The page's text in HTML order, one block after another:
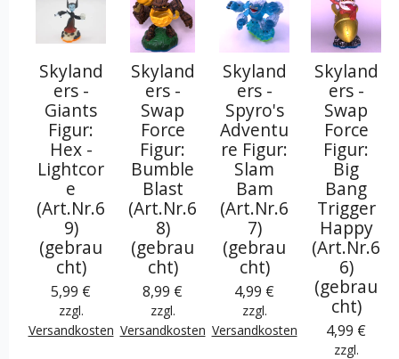
Skyland
ers -
Giants
Figur:
Hex -
Lightcor
e
(Art.Nr.6
9)
(gebrau
cht)
5,99 €
zzgl.
Versandkosten
Skyland
ers -
Swap
Force
Figur:
Bumble
Blast
(Art.Nr.6
8)
(gebrau
cht)
8,99 €
zzgl.
Versandkosten
Skyland
ers -
Spyro's
Adventu
re Figur:
Slam
Bam
(Art.Nr.6
7)
(gebrau
cht)
4,99 €
zzgl.
Versandkosten
Skyland
ers -
Swap
Force
Figur:
Big
Bang
Trigger
Happy
(Art.Nr.6
6)
(gebrau
cht)
4,99 €
zzgl.